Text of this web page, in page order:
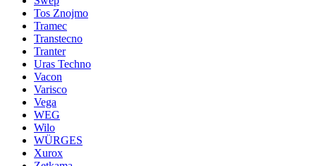
Tos Znojmo
Tramec
Transtecno
Tranter
Uras Techno
Vacon
Varisco
Vega
WEG
Wilo
WÜRGES
Xurox